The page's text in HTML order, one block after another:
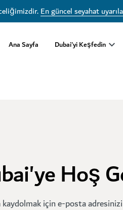
En güncel seyahat
Ana Sayfa Dubai'yi Keşfedin
Hoş
için e-posta